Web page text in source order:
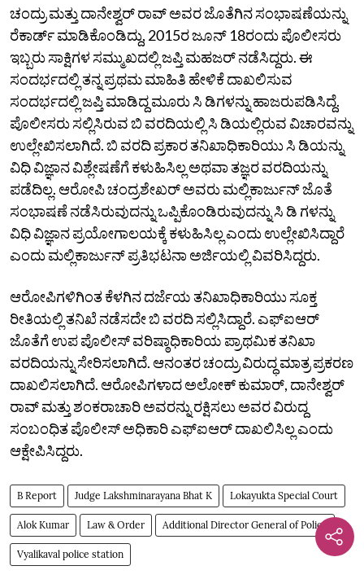
ಚಂದ್ರು ಮತ್ತು ದಾನೇಶ್ವರ್‌ ರಾವ್‌ ಅವರ ಜೊತೆಗಿನ ಸಂಭಾಷಣೆಯನ್ನು
ರೆಕಾರ್ಡ್‌ ಮಾಡಿಕೊಂಡಿದ್ದು, 2015ರ ಜೂನ್‌ 18ರಂದು ಪೊಲೀಸರು
ಇಬ್ಬರು ಸಾಕ್ಷಿಗಳ ಸಮ್ಮುಖದಲ್ಲಿ ಜಪ್ತಿ ಮಹಜರ್‌ ನಡೆಸಿದ್ದರು. ಈ
ಸಂದರ್ಭದಲ್ಲಿ ತನ್ನ ಪ್ರಥಮ ಮಾಹಿತಿ ಹೇಳಿಕೆ ದಾಖಲಿಸುವ
ಸಂದರ್ಭದಲ್ಲಿ ಜಪ್ತಿ ಮಾಡಿದ್ದ ಮೂರು ಸಿ ಡಿಗಳನ್ನು ಹಾಜರುಪಡಿಸಿದ್ದೆ.
ಪೊಲೀಸರು ಸಲ್ಲಿಸಿರುವ ಬಿ ವರದಿಯಲ್ಲಿ ಸಿ ಡಿಯಲ್ಲಿರುವ ವಿಚಾರವನ್ನು
ಉಲ್ಲೇಖಿಸಲಾಗಿದೆ. ಬಿ ವರದಿ ಪ್ರಕಾರ ತನಿಖಾಧಿಕಾರಿಯು ಸಿ ಡಿಯನ್ನು
ವಿಧಿ ವಿಜ್ಞಾನ ವಿಶ್ಲೇಷಣೆಗೆ ಕಳುಹಿಸಿಲ್ಲ ಅಥವಾ ತಜ್ಞರ ವರದಿಯನ್ನು
ಪಡೆದಿಲ್ಲ. ಆರೋಪಿ ಚಂದ್ರಶೇಖರ್‌ ಅವರು ಮಲ್ಲಿಕಾರ್ಜುನ್‌ ಜೊತೆ
ಸಂಭಾಷಣೆ ನಡೆಸಿರುವುದನ್ನು ಒಪ್ಪಿಕೊಂಡಿರುವುದನ್ನು ಸಿ ಡಿ ಗಳನ್ನು
ವಿಧಿ ವಿಜ್ಞಾನ ಪ್ರಯೋಗಾಲಯಕ್ಕೆ ಕಳುಹಿಸಿಲ್ಲ ಎಂದು ಉಲ್ಲೇಖಿಸಿದ್ದಾರೆ
ಎಂದು ಮಲ್ಲಿಕಾರ್ಜುನ್‌ ಪ್ರತಿಭಟನಾ ಅರ್ಜಿಯಲ್ಲಿ ವಿವರಿಸಿದ್ದರು.
ಆರೋಪಿಗಳಿಗಿಂತ ಕೆಳಗಿನ ದರ್ಜೆಯ ತನಿಖಾಧಿಕಾರಿಯು ಸೂಕ್ತ
ರೀತಿಯಲ್ಲಿ ತನಿಖೆ ನಡೆಸದೇ ಬಿ ವರದಿ ಸಲ್ಲಿಸಿದ್ದಾರೆ. ಎಫ್‌ಐಆರ್‌
ಜೊತೆಗೆ ಉಪ ಪೊಲೀಸ್‌ ವರಿಷ್ಠಾಧಿಕಾರಿಯ ಪ್ರಾಥಮಿಕ ತನಿಖಾ
ವರದಿಯನ್ನು ಸೇರಿಸಲಾಗಿದೆ. ಆನಂತರ ಚಂದ್ರು ವಿರುದ್ಧ ಮಾತ್ರ ಪ್ರಕರಣ
ದಾಖಲಿಸಲಾಗಿದೆ. ಆರೋಪಿಗಳಾದ ಅಲೋಕ್‌ ಕುಮಾರ್‌, ದಾನೇಶ್ವರ್‌
ರಾವ್‌ ಮತ್ತು ಶಂಕರಾಚಾರಿ ಅವರನ್ನು ರಕ್ಷಿಸಲು ಅವರ ವಿರುದ್ದ
ಸಂಬಂಧಿತ ಪೊಲೀಸ್‌ ಅಧಿಕಾರಿ ಎಫ್‌ಐಆರ್‌ ದಾಖಲಿಸಿಲ್ಲ ಎಂದು
ಆಕ್ಷೇಪಿಸಿದ್ದರು.
B Report Judge Lakshminarayana Bhat K Lokayukta Special Court
Alok Kumar Law & Order Additional Director General of Police
Vyalikaval police station